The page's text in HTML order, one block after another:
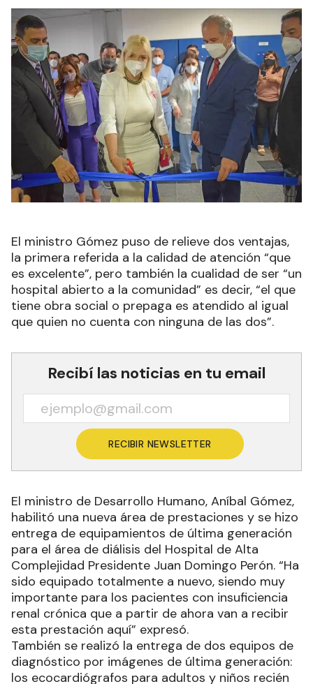
El ministro Gómez puso de relieve dos ventajas,
la primera referida a la calidad de atención “que
es excelente”, pero también la cualidad de ser “un
hospital abierto a la comunidad” es decir, “el que
tiene obra social o prepaga es atendido al igual
que quien no cuenta con ninguna de las dos”.
Recibí las noticias en tu email
RECIBIR NEWSLETTER
El ministro de Desarrollo Humano, Aníbal Gómez,
habilitó una nueva área de prestaciones y se hizo
entrega de equipamientos de última generación
para el área de diálisis del Hospital de Alta
Complejidad Presidente Juan Domingo Perón. “Ha
sido equipado totalmente a nuevo, siendo muy
importante para los pacientes con insuficiencia
renal crónica que a partir de ahora van a recibir
esta prestación aquí” expresó.
También se realizó la entrega de dos equipos de
diagnóstico por imágenes de última generación:
los ecocardiógrafos para adultos y niños recién